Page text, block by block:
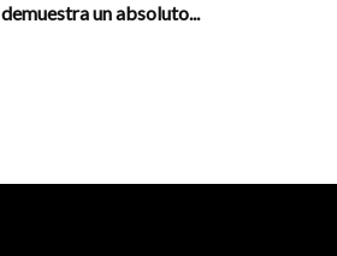
demuestra un absoluto...